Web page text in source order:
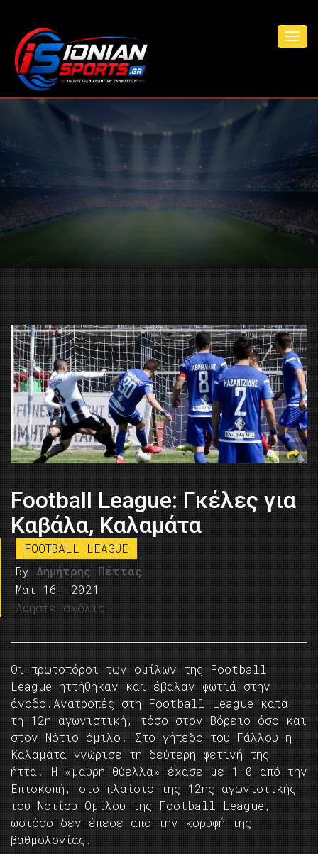
Football League: Γκέλες για
Καβάλα, Καλαμάτα
FOOTBALL LEAGUE
By Δημήτρης Πέττας
Μάι 16, 2021
Αφήστε σχόλιο
Οι πρωτοπόροι των ομίλων της Football
League ηττήθηκαν και έβαλαν φωτιά στην
άνοδο.Ανατροπές στη Football League κατά
τη 12η αγωνιστική, τόσο στον Βόρειο όσο και
στον Νότιο όμιλο. Στο γήπεδο του Γάλλου η
Καλαμάτα γνώρισε τη δεύτερη φετινή της
ήττα. Η «μαύρη θύελλα» έχασε με 1-0 από την
Επισκοπή, στο πλαίσιο της 12ης αγωνιστικής
του Νοτίου Ομίλου της Football League,
ωστόσο δεν έπεσε από την κορυφή της
βαθμολογίας.